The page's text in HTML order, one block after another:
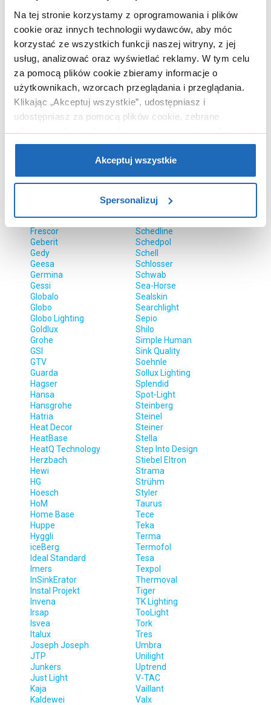
Na tej stronie korzystamy z oprogramowania i plików
cookie oraz innych technologii wydawców, aby móc
korzystać ze wszystkich funkcji naszej witryny, z jej
usług, analizować oraz wyświetlać reklamy. W tym celu
za pomocą plików cookie zbieramy informacje o
użytkownikach, wzorcach przeglądania i przeglądania.
Klikając „Akceptuj wszystkie”, udostępniasz i
udostępniasz za pomocą plików cookie, zebrane
informacje dla użytkowników zewnętrznych, a także nasi
partnerzy reklamowi.Jeśli chcesz, włącz „Tylko
wymagane pliki cookie”.Pamiętaj jednak, że
zablokowane niektóre pliki cookie mogą mieć wpływ na
Aby uzyskać więcej informacji na temat plików plików
cookie, kliknij „Ustawienia plików cookie”.
uzyskać więcej informacji na temat plików cookie i tego,
dlaczego ich przepisy, przejdź do zakładu „Informacje o
plikach cookie”.
Akceptuj wszystkie
Spersonalizuj
Duschy
Eglo
Electrolux
Elica
Elita
Elkim Lighting
Elstead Lighting
Emco
Emibig
Emmevi Rubinetterie
Endon
Enix
Etac
Faneco
Franke
Frescor
Geberit
Gedy
Geesa
Germina
Gessi
Globalo
Globo
Globo Lighting
Goldlux
Grohe
GSI
GTV
Guarda
Hagser
Hansa
Hansgrohe
Hatria
Heat Decor
HeatBase
HeatQ Technology
Herzbach
Hewi
HG
Hoesch
HoM
Home Base
Huppe
Hyggli
iceBerg
Ideal Standard
Imers
InSinkErator
Instal Projekt
Invena
Irsap
Isvea
Italux
Joseph Joseph
JTP
Junkers
Just Light
Kaja
Kaldewei
Quadron
Quintiesse
Rabalux
Radaway
Radox
Rak Ceramics
Rea
Reality
Richmond
Riho
Roca
Rodan
Ronal
Rotho
Ruvetti
Sanitti
Sapho
Schedline
Schedpol
Schell
Schlosser
Schwab
Sea-Horse
Sealskin
Searchlight
Sepio
Shilo
Simple Human
Sink Quality
Soehnle
Sollux Lighting
Splendid
Spot-Light
Steinberg
Steinel
Steiner
Stella
Step Into Design
Stiebel Eltron
Strama
Strühm
Styler
Taurus
Tece
Teka
Terma
Termofol
Tesa
Texpol
Thermoval
Tiger
TK Lighting
TooLight
Tork
Tres
Umbra
Unilight
Uptrend
V-TAC
Vaillant
Valx